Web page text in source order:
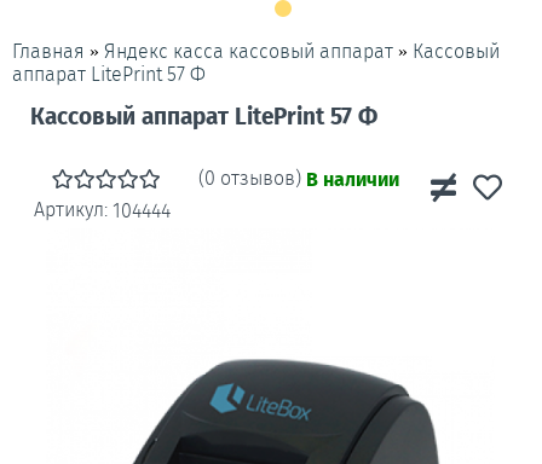
Главная » Яндекс касса кассовый аппарат » Кассовый
аппарат LitePrint 57 Ф
Кассовый аппарат LitePrint 57 Ф
(0 отзывов) В наличии
Артикул: 104444